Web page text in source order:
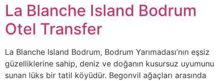
La Blanche Island Bodrum
Otel Transfer
La Blanche Island Bodrum, Bodrum Yarımadası’nın eşsiz
güzelliklerine sahip, deniz ve doğanın kusursuz uyumunu
sunan lüks bir tatil köyüdür. Begonvil ağaçları arasında